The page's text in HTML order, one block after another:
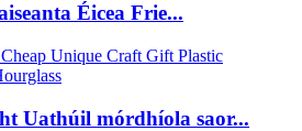
Éicea Frie...
Uathúil mórdhíola saor...